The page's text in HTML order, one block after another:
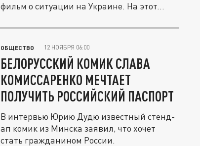
фильм о ситуации на Украине. На этот...
ОБЩЕСТВО 12 НОЯБРЯ 06:00
БЕЛОРУССКИЙ КОМИК СЛАВА
КОМИССАРЕНКО МЕЧТАЕТ
ПОЛУЧИТЬ РОССИЙСКИЙ ПАСПОРТ
В интервью Юрию Дудю известный стенд-
ап комик из Минска заявил, что хочет
стать гражданином России.